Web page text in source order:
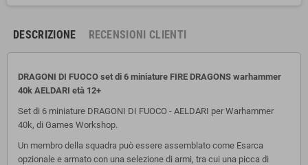
DESCRIZIONE RECENSIONI CLIENTI
DRAGONI DI FUOCO set di 6 miniature FIRE DRAGONS warhammer
40k AELDARI età 12+
Set di 6 miniature DRAGONI DI FUOCO - AELDARI per Warhammer
40k, di Games Workshop.
Un membro della squadra può essere assemblato come Esarca
opzionale e armato con una selezione di armi, tra cui una picca di